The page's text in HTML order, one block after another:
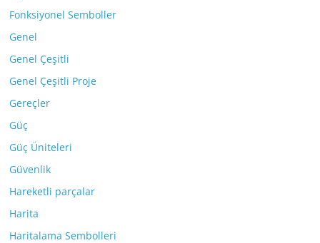
Fonksiyonel Semboller
Genel
Genel Çeşitli
Genel Çeşitli Proje
Gereçler
Güç
Güç Üniteleri
Güvenlik
Hareketli parçalar
Harita
Haritalama Sembolleri